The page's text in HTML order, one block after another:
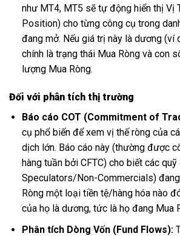
như MT4, MT5 sẽ tự động hiển thị Vị
Position) cho từng công cụ trong
đang mở. Nếu giá trị này là dương (ví
chính là trạng thái Mua Ròng và con
lượng Mua Ròng.
Đối với phân tích thị trường
Báo cáo COT (Commitment of
cụ phổ biến để xem vị thế ròng của
dịch lớn. Báo cáo này (thường được
hàng tuần bởi CFTC) cho biết các
Speculators/Non-Commercials)
Ròng một loại tiền tệ/hàng hóa nào
của họ là dương, tức là họ đang Mua
Phân tích Dòng Vốn (Fund Flows):